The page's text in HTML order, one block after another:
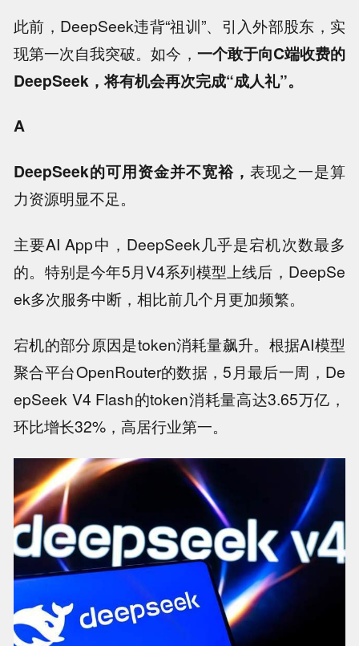
此前，DeepSeek违背“祖训”、引入外部股东，实
现第一次自我突破。如今， 一个敢于向C端收费的
DeepSeek，将有机会再次完成“成人礼”。
A
DeepSeek的可用资金并不宽裕， 表现之一是算
力资源明显不足。
主要AI App中，DeepSeek几乎是宕机次数最多
的。特别是今年5月V4系列模型上线后，DeepSe
ek多次服务中断，相比前几个月更加频繁。
宕机的部分原因是token消耗量飙升。根据AI模型
聚合平台OpenRouter的数据，5月最后一周，De
epSeek V4 Flash的token消耗量高达3.65万亿，
环比增长32%，高居行业第一。